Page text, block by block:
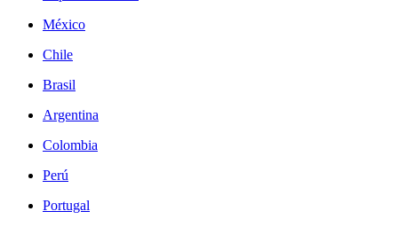
México
Chile
Brasil
Argentina
Colombia
Perú
Portugal